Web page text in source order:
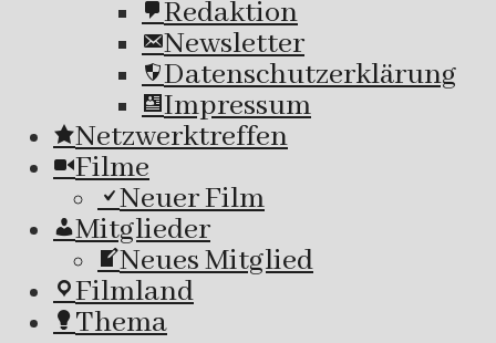
Redaktion
Newsletter
Datenschutzerklärung
Impressum
Netzwerktreffen
Filme
Neuer Film
Mitglieder
Neues Mitglied
Filmland
Thema